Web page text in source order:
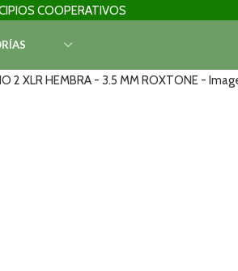
COOPERATIVOS